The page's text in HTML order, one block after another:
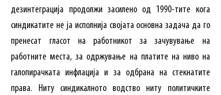
дезинтеграција продолжи засилено од 1990-тите кога
синдикатите не ја исполнија својата основна задача да го
пренесат гласот на работникот за зачувување на
работните места, за одржување на платите на ниво на
галопирачката инфлација и за одбрана на стекнатите
права. Ниту синдикалното водство ниту политичките